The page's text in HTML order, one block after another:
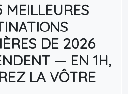
MEILLEURES
DE 2026
— EN 1H,
LA VÔTRE